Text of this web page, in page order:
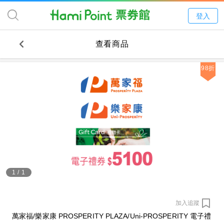
登入
查看商品
1 / 1
98折
加入追蹤
萬家福/樂家康 PROSPERITY PLAZA/Uni-PROSPERITY 電子禮